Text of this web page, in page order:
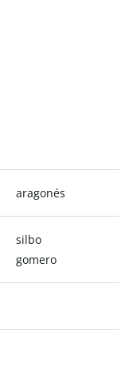
aragonés
silbo
gomero